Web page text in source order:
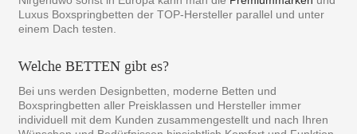
Luxus Boxspringbetten der TOP-Hersteller parallel und unter
einem Dach testen.
Welche BETTEN gibt es?
Bei uns werden Designbetten, moderne Betten und
Boxspringbetten aller Preisklassen und Hersteller immer
individuell mit dem Kunden zusammengestellt und nach Ihren